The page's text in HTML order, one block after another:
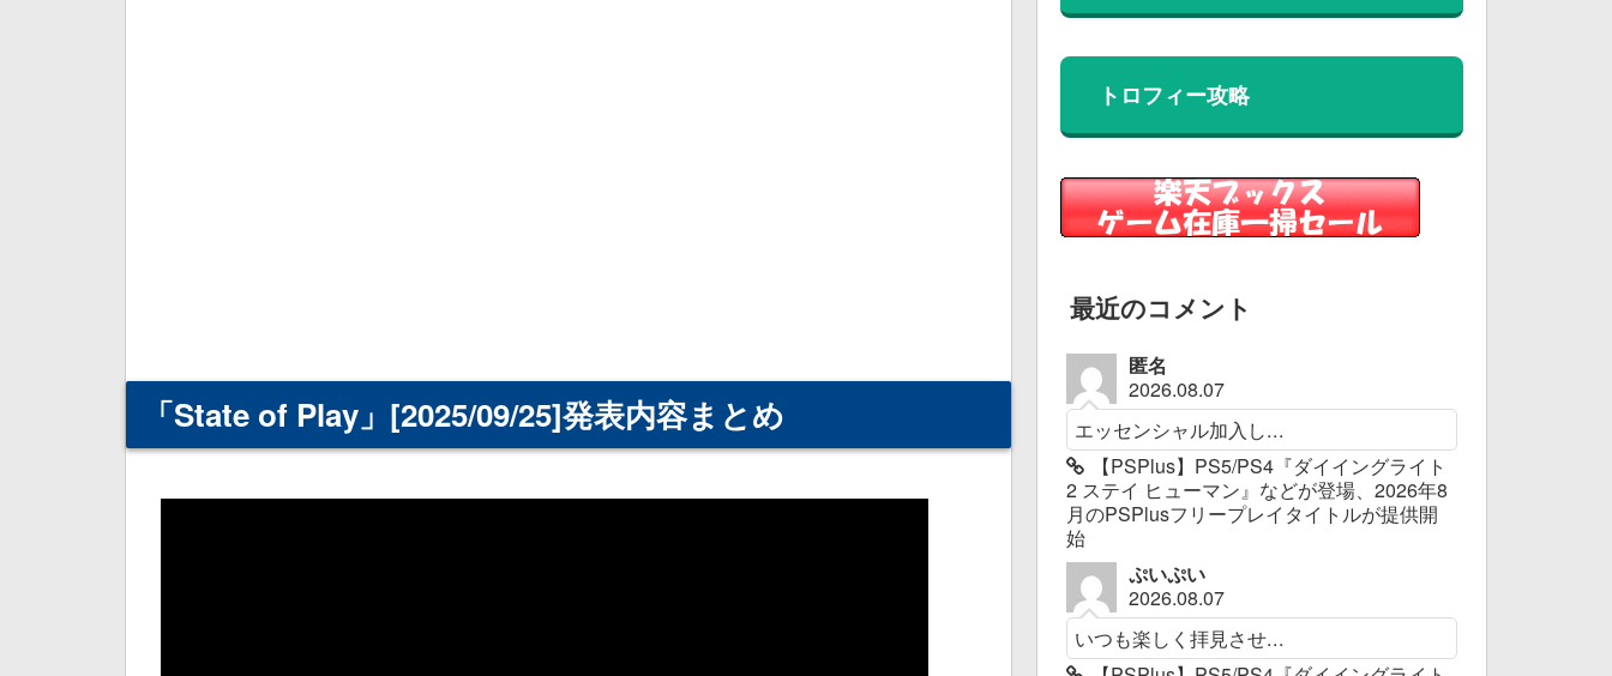
「State of Play」[2025/09/25]発表内容まとめ
トロフィー攻略
最近のコメント
匿名
2026.08.07
エッセンシャル加入し...
【PSPlus】PS5/PS4『ダイイングライト
2 ステイ ヒューマン』などが登場、2026年8
月のPSPlusフリープレイタイトルが提供開
始
ぷいぷい
2026.08.07
いつも楽しく拝見させ...